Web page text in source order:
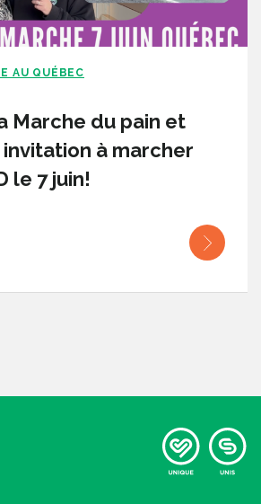
AU QUÉBEC
Marche du pain et
à marcher
le 7 juin!